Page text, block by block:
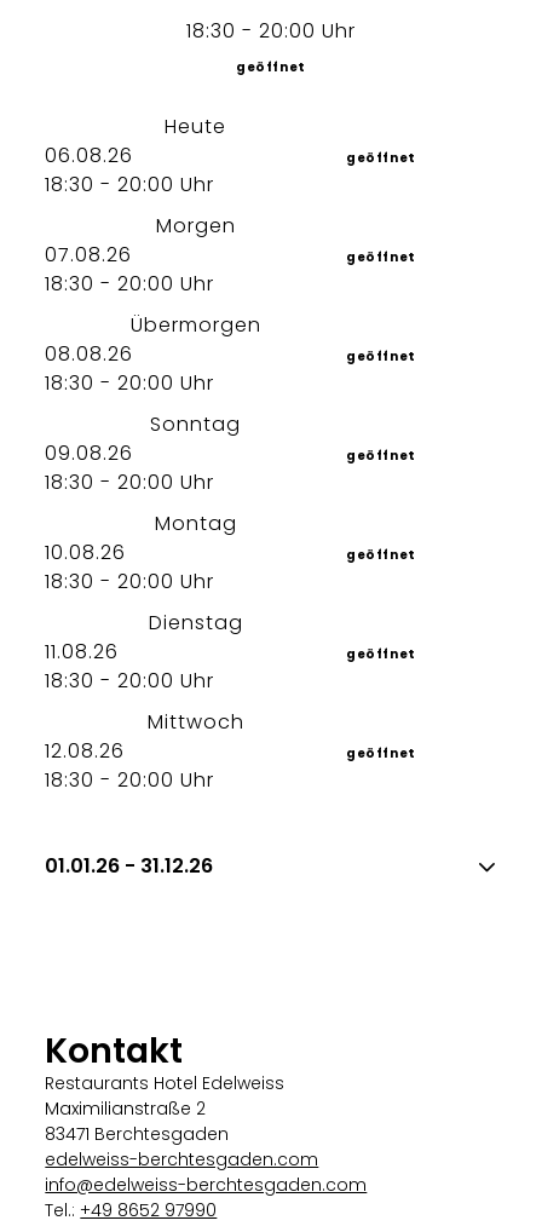
18:30 - 20:00 Uhr
geöffnet
Heute
06.08.26
18:30 - 20:00 Uhr
geöffnet
Morgen
07.08.26
18:30 - 20:00 Uhr
geöffnet
Übermorgen
08.08.26
18:30 - 20:00 Uhr
geöffnet
Sonntag
09.08.26
18:30 - 20:00 Uhr
geöffnet
Montag
10.08.26
18:30 - 20:00 Uhr
geöffnet
Dienstag
11.08.26
18:30 - 20:00 Uhr
geöffnet
Mittwoch
12.08.26
18:30 - 20:00 Uhr
geöffnet
01.01.26 - 31.12.26
Kontakt
Restaurants Hotel Edelweiss
Maximilianstraße 2
83471 Berchtesgaden
edelweiss-berchtesgaden.com
info@edelweiss-berchtesgaden.com
Tel.:+49 8652 97990